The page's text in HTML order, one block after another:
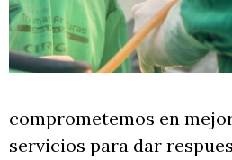
comprometemos en
servicios para dar